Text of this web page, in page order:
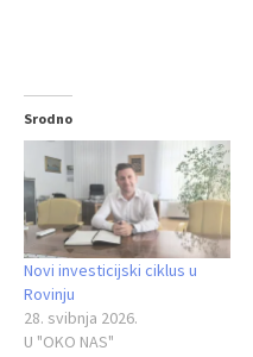
Srodno
Novi investicijski ciklus u
Rovinju
28. svibnja 2026.
U "OKO NAS"